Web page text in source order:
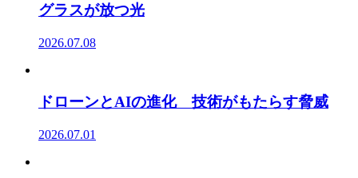
グラスが放つ光
2026.07.08
ドローンとAIの進化 技術がもたらす脅威
2026.07.01